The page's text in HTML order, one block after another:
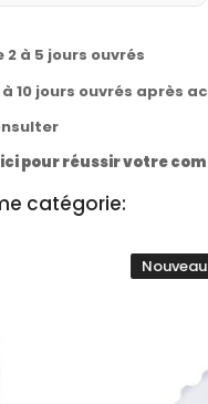
à 5 jours ouvrés
10 jours ouvrés après
pour réussir votre
catégorie:
Nouveau